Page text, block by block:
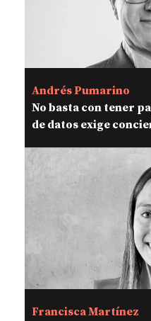
Andrés Pumarino
No basta con tener
de datos exige
Francisca Martínez